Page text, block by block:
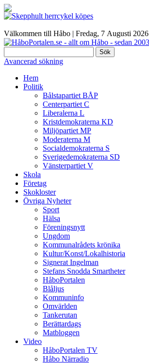
Välkommen till Håbo | Fredag, 7 Αugusti 2026
Sök
Avancerad sökning
Hem
Politik
Bålstapartiet BÅP
Centerpartiet C
Liberalerna L
Kristdemokraterna KD
Miljöpartiet MP
Moderaterna M
Socialdemokraterna S
Sverigedemokraterna SD
Vänsterpartiet V
Skola
Företag
Skokloster
Övriga Nyheter
Sport
Hälsa
Föreningsnytt
Ungdom
Kommunalrådets krönika
Kultur/Konst/Lokalhistoria
Signerat Ingelman
Stefans Snodda Smartheter
HåboPortalen
Blåljus
Kommuninfo
Omvärlden
Tankerutan
Berättardags
Matbloggen
Video
HåboPortalen TV
Håbo Närradio